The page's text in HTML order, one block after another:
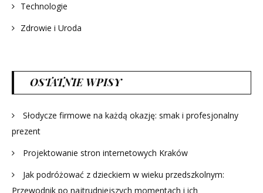
Technologie
Zdrowie i Uroda
OSTATNIE WPISY
Słodycze firmowe na każdą okazję: smak i profesjonalny
prezent
Projektowanie stron internetowych Kraków
Jak podróżować z dzieckiem w wieku przedszkolnym:
Przewodnik po najtrudniejszych momentach i ich